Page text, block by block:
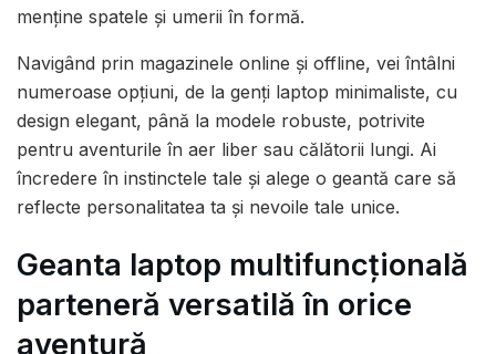
menține spatele și umerii în formă.
Navigând prin magazinele online și offline, vei întâlni
numeroase opțiuni, de la genți laptop minimaliste, cu
design elegant, până la modele robuste, potrivite
pentru aventurile în aer liber sau călătorii lungi. Ai
încredere în instinctele tale și alege o geantă care să
reflecte personalitatea ta și nevoile tale unice.
Geanta laptop multifuncțională
parteneră versatilă în orice
aventură